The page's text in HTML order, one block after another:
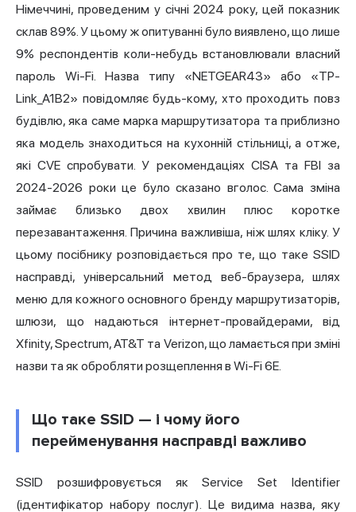
Німеччині, проведеним у січні 2024 року, цей показник
склав 89%. У цьому ж опитуванні було виявлено, що лише
9% респондентів коли-небудь встановлювали власний
пароль Wi-Fi. Назва типу «NETGEAR43» або «TP-
Link_A1B2» повідомляє будь-кому, хто проходить повз
будівлю, яка саме марка маршрутизатора та приблизно
яка модель знаходиться на кухонній стільниці, а отже,
які CVE спробувати. У рекомендаціях CISA та FBI за
2024-2026 роки це було сказано вголос. Сама зміна
займає близько двох хвилин плюс коротке
перезавантаження. Причина важливіша, ніж шлях кліку. У
цьому посібнику розповідається про те, що таке SSID
насправді, універсальний метод веб-браузера, шлях
меню для кожного основного бренду маршрутизаторів,
шлюзи, що надаються інтернет-провайдерами, від
Xfinity, Spectrum, AT&T та Verizon, що ламається при зміні
назви та як обробляти розщеплення в Wi-Fi 6E.
Що таке SSID — і чому його
перейменування насправді важливо
SSID розшифровується як Service Set Identifier
(ідентифікатор набору послуг). Це видима назва, яку